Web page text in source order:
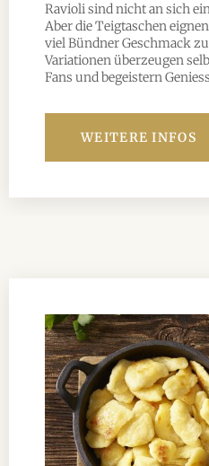
Ravioli sind nicht an sich
Aber die Teigtaschen
viel Bündner Geschmack
Variationen überzeugen
Fans und begeistern
WEITERE INFOS